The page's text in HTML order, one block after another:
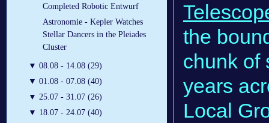
Completed Robotic Entwurf
Astronomie - Kepler Watches
Stellar Dancers in the Pleiades
Cluster
▼ 08.08 - 14.08 (29)
▼ 01.08 - 07.08 (40)
▼ 25.07 - 31.07 (26)
▼ 18.07 - 24.07 (40)
the
chunk of
years
Local